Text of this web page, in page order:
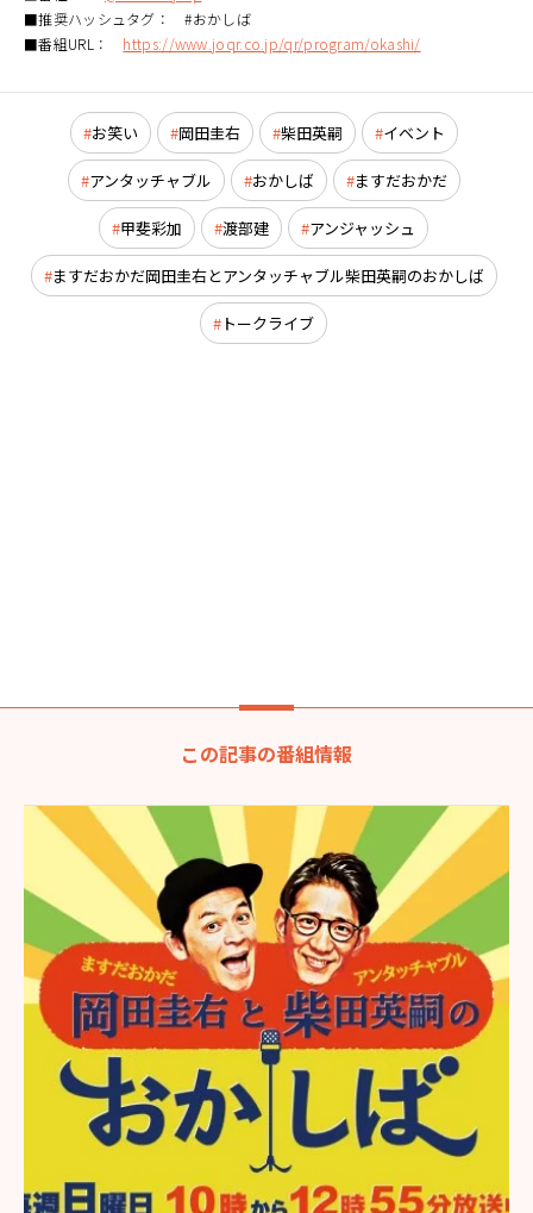
■推奨ハッシュタグ： #おかしば
■番組URL： https://www.joqr.co.jp/qr/program/okashi/
お笑い 岡田圭右 柴田英嗣 イベント
アンタッチャブル おかしば ますだおかだ
甲斐彩加 渡部建 アンジャッシュ
ますだおかだ岡田圭右とアンタッチャブル柴田英嗣のおかしば
トークライブ
この記事の番組情報